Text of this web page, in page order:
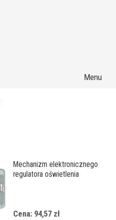
Menu
Mechanizm elektronicznego
regulatora oświetlenia
Cena: 94,57 zł